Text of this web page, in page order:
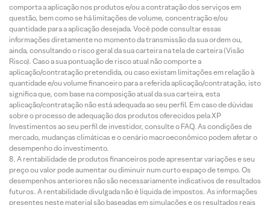
comporta a aplicação nos produtos e/ou a contratação dos serviços em
questão, bem como se há limitações de volume, concentração e/ou
quantidade para a aplicação desejada. Você pode consultar essas
informações diretamente no momento da transmissão da sua ordem ou,
ainda, consultando o risco geral da sua carteira na tela de carteira (Visão
Risco). Caso a sua pontuação de risco atual não comporte a
aplicação/contratação pretendida, ou caso existam limitações em relação à
quantidade e/ou volume financeiro para a referida aplicação/contratação, isto
significa que, com base na composição atual da sua carteira, esta
aplicação/contratação não está adequada ao seu perfil. Em caso de dúvidas
sobre o processo de adequação dos produtos oferecidos pela XP
Investimentos ao seu perfil de investidor, consulte o FAQ. As condições de
mercado, mudanças climáticas e o cenário macroeconômico podem afetar o
desempenho do investimento.
A rentabilidade de produtos financeiros pode apresentar variações e seu
preço ou valor pode aumentar ou diminuir num curto espaço de tempo. Os
desempenhos anteriores não são necessariamente indicativos de resultados
futuros. A rentabilidade divulgada não é líquida de impostos. As informações
presentes neste material são baseadas em simulações e os resultados reais